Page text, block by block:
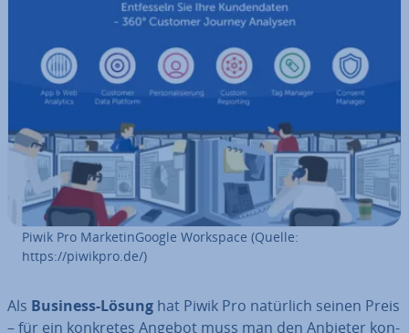
Piwik Pro Mar­ke­tinG­oog­le Workspace (Quelle:
https://piwikpro.de/)
Als Business-Lösung hat Piwik Pro natürlich seinen Preis
– für ein konkretes Angebot muss man den Anbieter kon­